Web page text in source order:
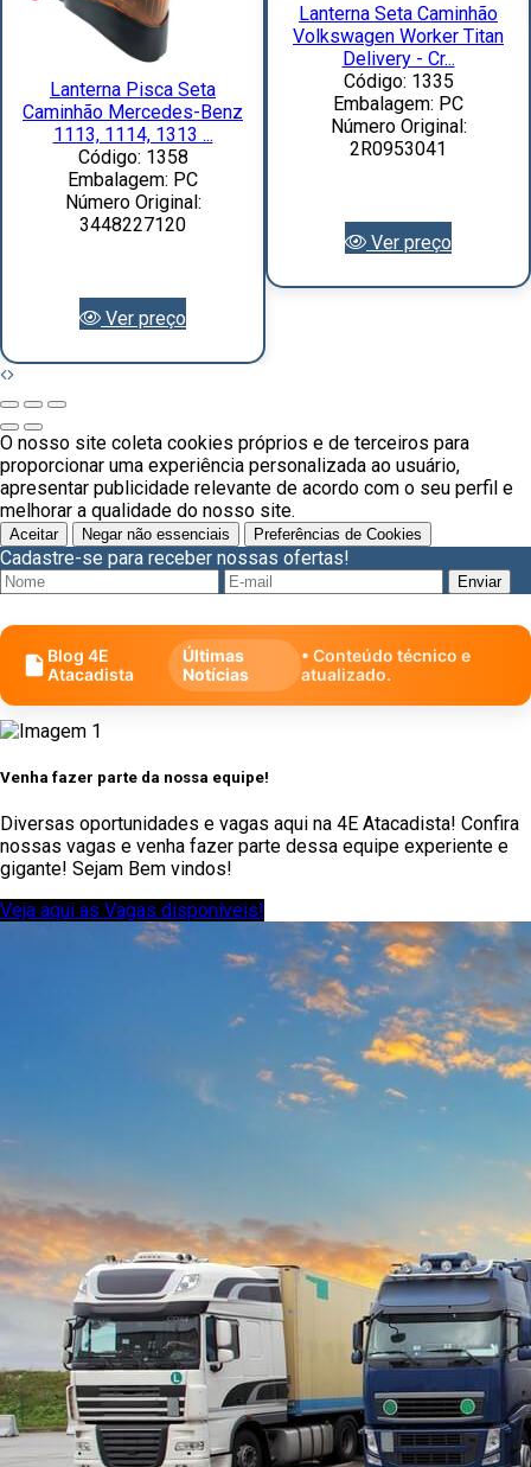
Lanterna Pisca Seta
Caminhão Mercedes-Benz
1113, 1114, 1313 ...
Código: 1358
Embalagem: PC
Número Original:
3448227120
Ver preço
Lanterna Seta Caminhão
Volkswagen Worker Titan
Delivery - Cr...
Código: 1335
Embalagem: PC
Número Original:
2R0953041
Ver preço
O nosso site coleta cookies próprios e de terceiros para
proporcionar uma experiência personalizada ao usuário,
apresentar publicidade relevante de acordo com o seu perfil e
melhorar a qualidade do nosso site.
Aceitar Negar não essenciais Preferências de Cookies
Cadastre-se para receber nossas ofertas!
Blog 4E
Atacadista
Últimas
Notícias
• Conteúdo técnico e
atualizado.
Venha fazer parte da nossa equipe!
Diversas oportunidades e vagas aqui na 4E Atacadista! Confira
nossas vagas e venha fazer parte dessa equipe experiente e
gigante! Sejam Bem vindos!
Veja aqui as Vagas disponíveis!